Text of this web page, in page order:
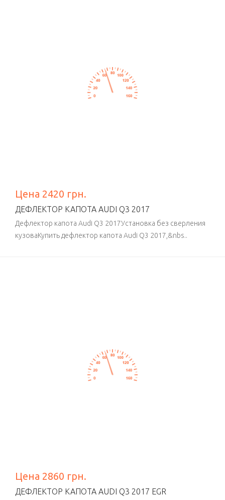
Цена 2420 грн.
ДЕФЛЕКТОР КАПОТА AUDI Q3 2017
Дефлектор капота Audi Q3 2017Установка без сверления
кузоваКупить дефлектор капота Audi Q3 2017,&nbs..
Цена 2860 грн.
ДЕФЛЕКТОР КАПОТА AUDI Q3 2017 EGR